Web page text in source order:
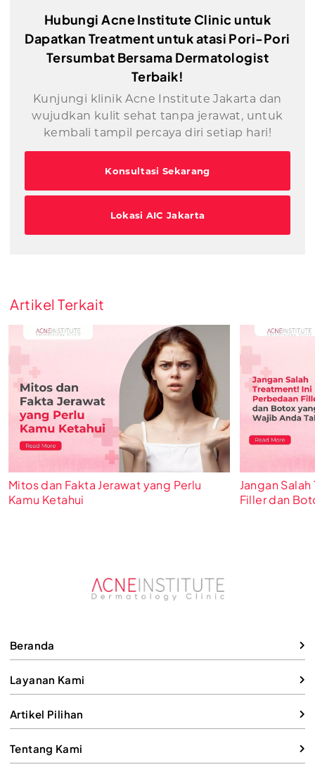
Hubungi Acne Institute Clinic untuk
Dapatkan Treatment untuk atasi Pori-Pori
Tersumbat Bersama Dermatologist
Terbaik!
Kunjungi klinik Acne Institute Jakarta dan
wujudkan kulit sehat tanpa jerawat, untuk
kembali tampil percaya diri setiap hari!
Konsultasi Sekarang
Lokasi AIC Jakarta
Artikel Terkait
Mitos dan Fakta Jerawat yang Perlu
Kamu Ketahui
Jangan
Filler dan
Beranda
Layanan Kami
Artikel Pilihan
Tentang Kami